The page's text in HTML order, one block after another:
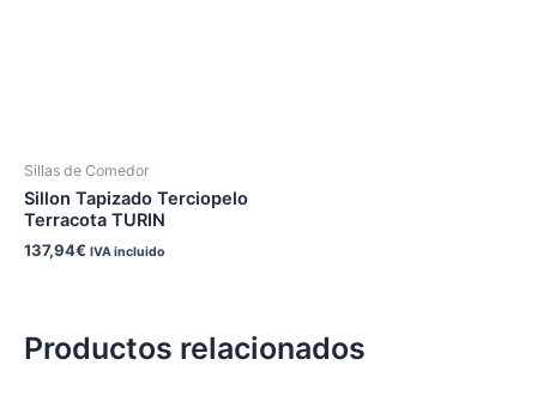
Sillas de Comedor
Sillon Tapizado Terciopelo
Terracota TURIN
137,94€ IVA incluido
Productos relacionados